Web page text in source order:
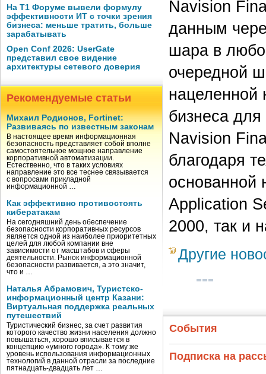
На Т1 Форуме вывели формулу
эффективности ИТ с точки зрения
бизнеса: меньше тратить, больше
зарабатывать
Open Conf 2026: UserGate
представил свое видение
архитектуры сетевого доверия
Рекомендуемые статьи
Михаил Родионов, Fortinet:
Развиваясь по известным законам
В настоящее время информационная
безопасность представляет собой вполне
самостоятельное мощное направление
корпоративной автоматизации.
Естественно, что в таких условиях
направление это все теснее связывается
с вопросами прикладной
информационной …
Как эффективно противостоять
кибератакам
На сегодняшний день обеспечение
безопасности корпоративных ресурсов
является одной из наиболее приоритетных
целей для любой компании вне
зависимости от масштабов и сферы
деятельности. Рынок информационной
безопасности развивается, а это значит,
что и …
Наталья Абрамович, Туристско-
информационный центр Казани:
Виртуальная поддержка реальных
путешествий
Туристический бизнес, за счет развития
которого качество жизни населения должно
повышаться, хорошо вписывается в
концепцию «умного города». К тому же
уровень использования информационных
технологий в данной отрасли за последние
пятнадцать-двадцать лет …
Navision
данным
шара в
очередной
нацеленной
бизнеса
Navision
благодаря
основанной
Application
2000, так и
Другие
События
Подписка на